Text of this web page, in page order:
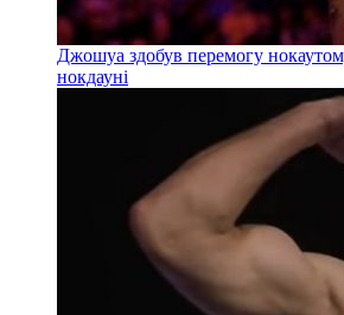
Джошуа здобув перемогу
нокдауні